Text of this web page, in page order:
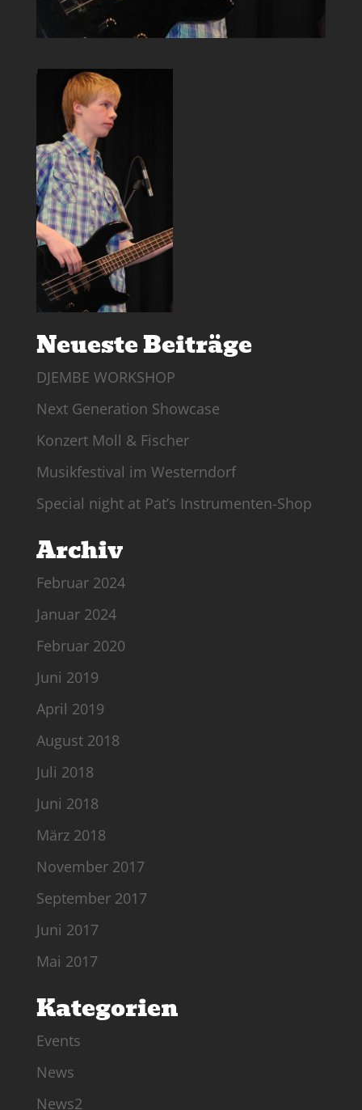
Neueste Beiträge
DJEMBE WORKSHOP
Next Generation Showcase
Konzert Moll & Fischer
Musikfestival im Westerndorf
Special night at Pat’s Instrumenten-Shop
Archiv
Februar 2024
Januar 2024
Februar 2020
Juni 2019
April 2019
August 2018
Juli 2018
Juni 2018
März 2018
November 2017
September 2017
Juni 2017
Mai 2017
Kategorien
Events
News
News2